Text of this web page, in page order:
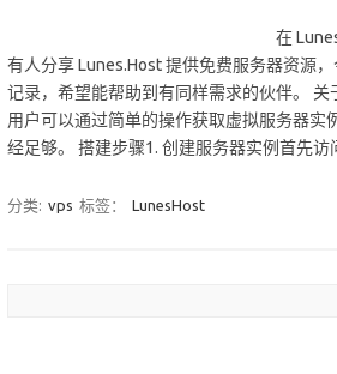
在
有人分享 Lunes.Host 提供免费服务器资源
记录，希望能帮助到有同样需求的伙伴。 关
用户可以通过简单的操作获取虚拟服务器
经足够。 搭建步骤1. 创建服务器实例首先访
分类: vps 标签： LunesHost